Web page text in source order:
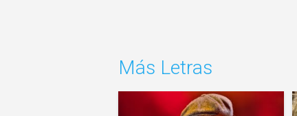
Más Letras